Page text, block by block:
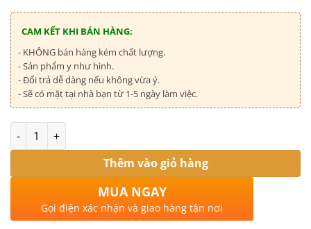
CAM KẾT KHI BÁN HÀNG:
- KHÔNG bán hàng kém chất lượng.
- Sản phẩm y như hình.
- Đổi trả dễ dàng nếu không vừa ý.
- Sẽ có mặt tại nhà bạn từ 1-5 ngày làm việc.
Số lượng
Thêm vào giỏ hàng
MUA NGAY
Gọi điện xác nhận và giao hàng tận nơi